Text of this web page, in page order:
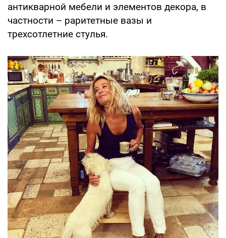
антикварной мебели и элементов декора, в
частности – раритетные вазы и
трехсотлетние стулья.